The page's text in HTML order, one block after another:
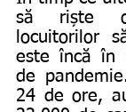
să riște
locuitorilor
este încă în
de
24 de ore,